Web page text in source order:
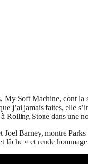
Soft Machine, dont la
j’ai jamais faites, elle
Rolling Stone dans une
Barney, montre
» et rende